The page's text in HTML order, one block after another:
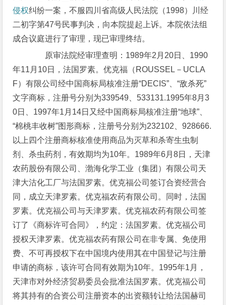
侵权纠纷一案，不服四川省高级人民法院（1998）川经
二初字第47号民事判决，向本院提起上诉。本院依法组
成合议庭进行了审理，现已审理终结。
原审法院经审理查明：1989年2月20日、1990
年11月10日，法国罗素。优克福（ROUSSEL－UCLA
F）有限公司经中国商标局核准注册“DECIS”、“敌杀死”
文字商标，注册号分别为339549、533131.1995年8月3
0日、1997年1月14日又经中国商标局核准注册“地球”、
“棉桃丰收树”图形商标，注册号分别为232102、928666.
以上四个注册商标核准使用商品为灭草和杀寄生虫制
剂、杀虫药剂，有效期均为10年。1989年6月8日，天津
农药股份有限公司、渤海化学工业（集团）有限公司天
津大沽化工厂与法国罗素。优克福公司签订合资经营合
同，成立天津罗素。优克福农药有限公司。同时，法国
罗素。优克福公司与天津罗素。优克福农药有限公司签
订了《商标许可合同》，约定：法国罗素。优克福公司
授权天津罗素。优克福农药有限公司在非专属、免使用
费、不可再授权下在中国境内使用其在中国登记与注册
申请的商标，该许可合同有效期为10年。1995年1月，
天津市对外经济贸易委员会批准法国罗素。优克福公司
将其持有的合资公司注册资本的出资额转让给法国赫司